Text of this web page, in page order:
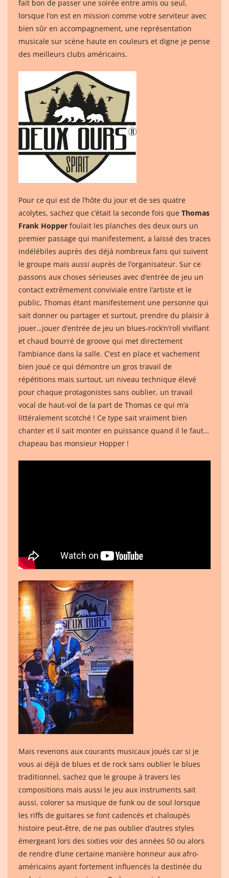
fait bon de passer une soirée entre amis ou seul,
lorsque l’on est en mission comme votre serviteur avec
bien sûr en accompagnement, une représentation
musicale sur scène haute en couleurs et digne je pense
des meilleurs clubs américains.
Pour ce qui est de l’hôte du jour et de ses quatre
acolytes, sachez que c’était la seconde fois que Thomas
Frank Hopper foulait les planches des deux ours un
premier passage qui manifestement, a laissé des traces
indélébiles auprès des déjà nombreux fans qui suivent
le groupe mais aussi auprès de l’organisateur. Sur ce
passons aux choses sérieuses avec d’entrée de jeu un
contact extrêmement conviviale entre l’artiste et le
public, Thomas étant manifestement une personne qui
sait donner ou partager et surtout, prendre du plaisir à
jouer…jouer d’entrée de jeu un blues-rock’n’roll vivifiant
et chaud bourré de groove qui met directement
l’ambiance dans la salle. C’est en place et vachement
bien joué ce qui démontre un gros travail de
répétitions mais surtout, un niveau technique élevé
pour chaque protagonistes sans oublier, un travail
vocal de haut-vol de la part de Thomas ce qui m’a
littéralement scotché ! Ce type sait vraiment bien
chanter et il sait monter en puissance quand il le faut…
chapeau bas monsieur Hopper !
Mais revenons aux courants musicaux joués car si je
vous ai déjà de blues et de rock sans oublier le blues
traditionnel, sachez que le groupe à travers les
compositions mais aussi le jeu aux instruments sait
aussi, colorer sa musique de funk ou de soul lorsque
les riffs de guitares se font cadencés et chaloupés
histoire peut-être, de ne pas oublier d’autres styles
émergeant lors des sixties voir des années 50 ou alors
de rendre d’une certaine manière honneur aux afro-
américains ayant fortement influencés la destinée du